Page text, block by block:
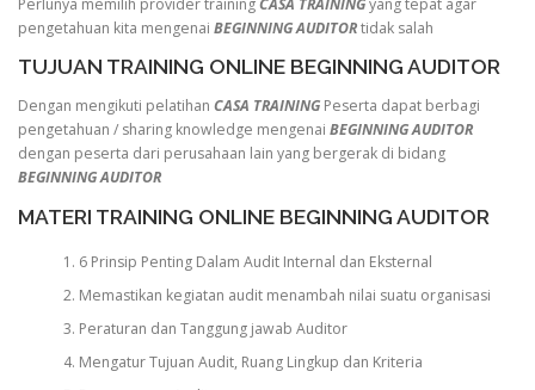
Perlunya memilih provider trainingCASA TRAININGyang tepat agar
pengetahuan kita mengenai BEGINNING AUDITORtidak salah
TUJUAN TRAINING ONLINE BEGINNING AUDITOR
Dengan mengikuti pelatihan CASA TRAINING Peserta dapat berbagi
pengetahuan / sharing knowledge mengenai BEGINNING AUDITOR
dengan peserta dari perusahaan lain yang bergerak di bidang
BEGINNING AUDITOR
MATERI TRAINING ONLINE BEGINNING AUDITOR
6 Prinsip Penting Dalam Audit Internal dan Eksternal
Memastikan kegiatan audit menambah nilai suatu organisasi
Peraturan dan Tanggung jawab Auditor
Mengatur Tujuan Audit, Ruang Lingkup dan Kriteria